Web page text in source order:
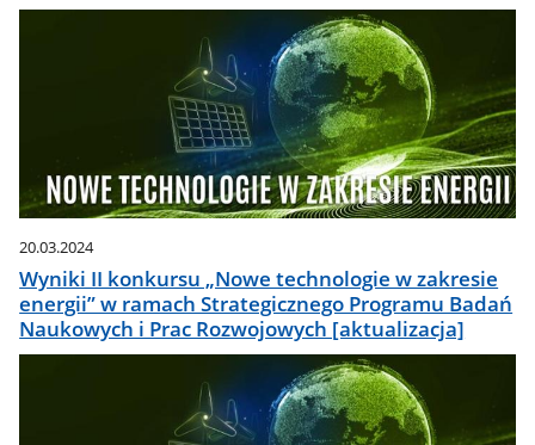
20.03.2024
Wyniki II konkursu „Nowe technologie w zakresie
energii” w ramach Strategicznego Programu Badań
Naukowych i Prac Rozwojowych [aktualizacja]